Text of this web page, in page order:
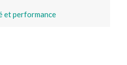
et performance